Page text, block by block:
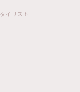
イリスト